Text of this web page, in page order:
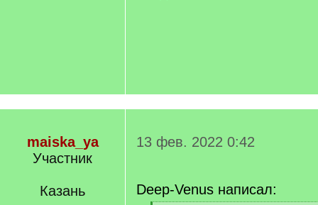
maiska_ya
Участник
Казань
13 фев. 2022 0:42
Deep-Venus написал: